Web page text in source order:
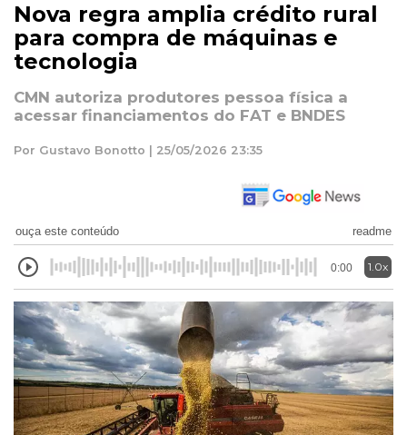
Nova regra amplia crédito rural
para compra de máquinas e
tecnologia
CMN autoriza produtores pessoa física a
acessar financiamentos do FAT e BNDES
Por Gustavo Bonotto | 25/05/2026 23:35
ouça este conteúdo readme
0:00 1.0x